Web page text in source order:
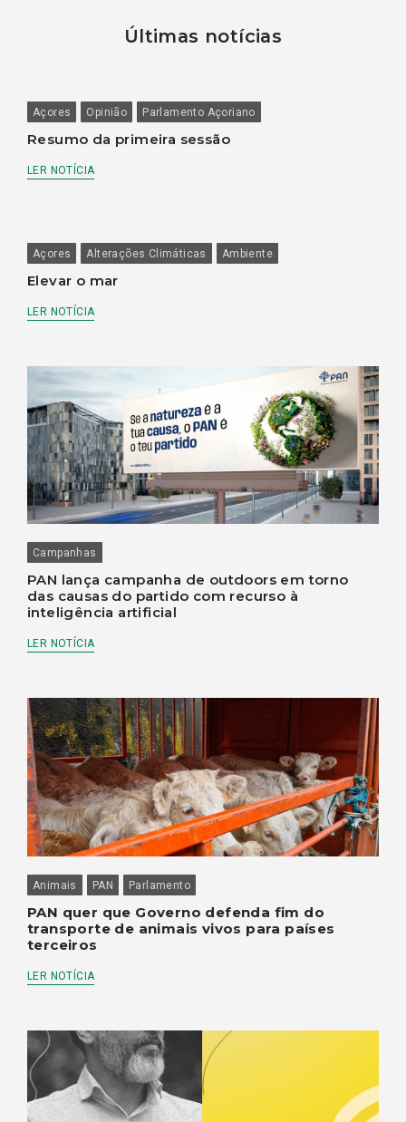
Últimas notícias
Açores Opinião Parlamento Açoriano
Resumo da primeira sessão
LER NOTÍCIA
Açores Alterações Climáticas Ambiente
Elevar o mar
LER NOTÍCIA
Campanhas
PAN lança campanha de outdoors em torno
das causas do partido com recurso à
inteligência artificial
LER NOTÍCIA
Animais PAN Parlamento
PAN quer que Governo defenda fim do
transporte de animais vivos para países
terceiros
LER NOTÍCIA